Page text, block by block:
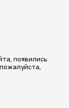
появились